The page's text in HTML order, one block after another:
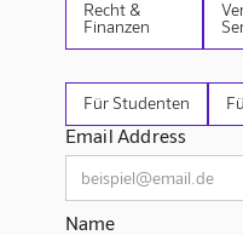
Recht &
Finanzen
Für Studenten
Email Address
Name